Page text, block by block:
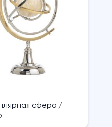
сфера /